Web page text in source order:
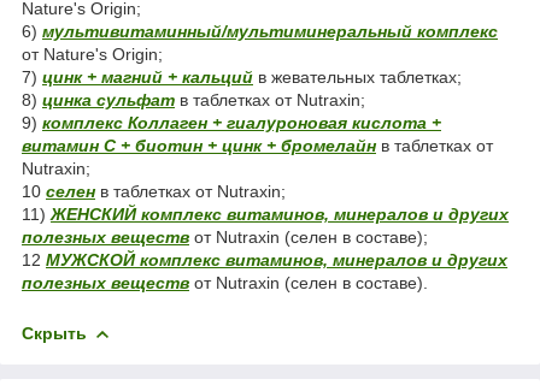
Nature's Origin;
6) мультивитаминный/мультиминеральный комплекс
от Nature's Origin;
7) цинк + магний + кальций в жевательных таблетках;
8) цинка сульфат в таблетках от Nutraxin;
9) комплекс Коллаген + гиалуроновая кислота +
витамин С + биотин + цинк + бромелайн в таблетках от
Nutraxin;
10 селен в таблетках от Nutraxin;
11) ЖЕНСКИЙ комплекс витаминов, минералов и других
полезных веществ от Nutraxin (селен в составе);
12 МУЖСКОЙ комплекс витаминов, минералов и других
полезных веществ от Nutraxin (селен в составе).
Скрыть